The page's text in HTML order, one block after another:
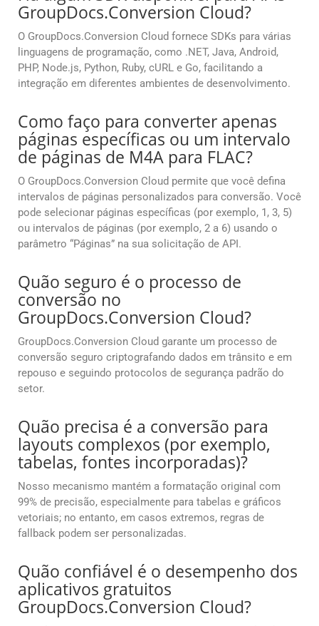
GroupDocs.Conversion Cloud?
O GroupDocs.Conversion Cloud fornece SDKs para várias
linguagens de programação, como .NET, Java, Android,
PHP, Node.js, Python, Ruby, cURL e Go, facilitando a
integração em diferentes ambientes de desenvolvimento.
Como faço para converter apenas
páginas específicas ou um intervalo
de páginas de M4A para FLAC?
O GroupDocs.Conversion Cloud permite que você defina
intervalos de páginas personalizados para conversão. Você
pode selecionar páginas específicas (por exemplo, 1, 3, 5)
ou intervalos de páginas (por exemplo, 2 a 6) usando o
parâmetro “Páginas” na sua solicitação de API.
Quão seguro é o processo de
conversão no
GroupDocs.Conversion Cloud?
GroupDocs.Conversion Cloud garante um processo de
conversão seguro criptografando dados em trânsito e em
repouso e seguindo protocolos de segurança padrão do
setor.
Quão precisa é a conversão para
layouts complexos (por exemplo,
tabelas, fontes incorporadas)?
Nosso mecanismo mantém a formatação original com
99% de precisão, especialmente para tabelas e gráficos
vetoriais; no entanto, em casos extremos, regras de
fallback podem ser personalizadas.
Quão confiável é o desempenho dos
aplicativos gratuitos
GroupDocs.Conversion Cloud?